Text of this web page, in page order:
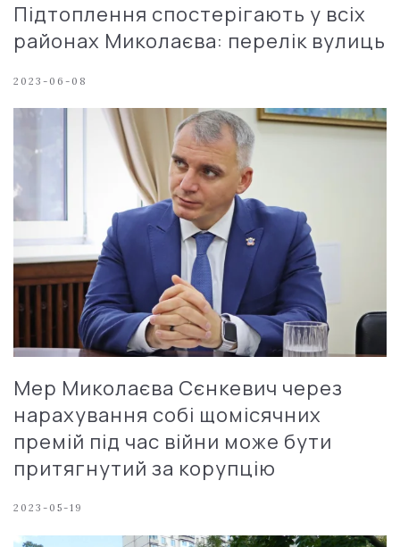
Підтоплення спостерігають у всіх
районах Миколаєва: перелік вулиць
2023-06-08
Мер Миколаєва Сєнкевич через
нарахування собі щомісячних
премій під час війни може бути
притягнутий за корупцію
2023-05-19